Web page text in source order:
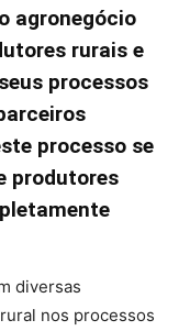
agronegócio
rurais e
processos
processo se
produtores
diversas
nos processos